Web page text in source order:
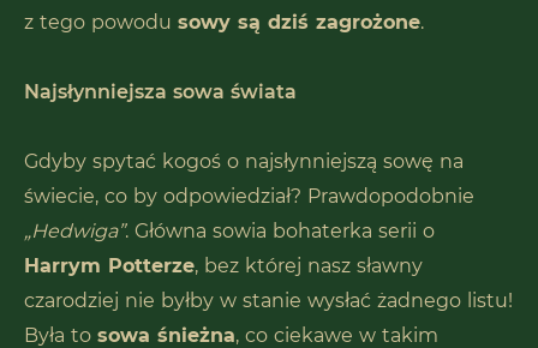
z tego powodu sowy są dziś zagrożone.
Najsłynniejsza sowa świata
Gdyby spytać kogoś o najsłynniejszą sowę na
świecie, co by odpowiedział? Prawdopodobnie
„Hedwiga”. Główna sowia bohaterka serii o
Harrym Potterze, bez której nasz sławny
czarodziej nie byłby w stanie wysłać żadnego listu!
Była to sowa śnieżna, co ciekawe w takim